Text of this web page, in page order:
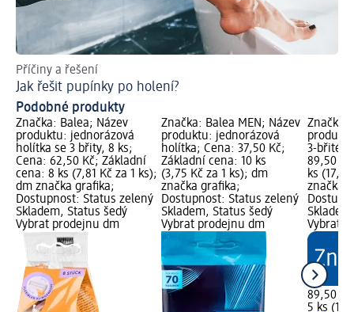
Příčiny a řešení
Jak řešit pupínky po holení?
Podobné produkty
Značka: Balea; Název
produktu: jednorázová
holítka se 3 břity, 8 ks;
Cena: 62,50 Kč; Základní
cena: 8 ks (7,81 Kč za 1 ks);
dm značka grafika;
Dostupnost: Status zelený
Skladem, Status šedý
Vybrat prodejnu dm
Značka: Balea MEN; Název
produktu: jednorázová
holítka; Cena: 37,50 Kč;
Základní cena: 10 ks
(3,75 Kč za 1 ks); dm
značka grafika;
Dostupnost: Status zelený
Skladem, Status šedý
Vybrat prodejnu dm
Značka:
3-břité,
89,50
ks
značka
Vybrat
89,50 Kč
5 ks